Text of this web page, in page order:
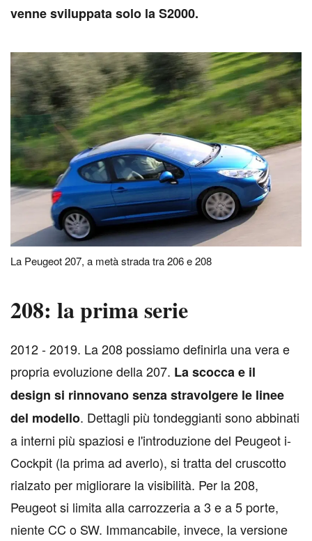
venne sviluppata solo la S2000.
La Peugeot 207, a metà strada tra 206 e 208
208: la prima serie
2012 - 2019. La 208 possiamo definirla una vera e
propria evoluzione della 207. La scocca e il
design si rinnovano senza stravolgere le linee
del modello. Dettagli più tondeggianti sono abbinati
a interni più spaziosi e l'introduzione del Peugeot i-
Cockpit (la prima ad averlo), si tratta del cruscotto
rialzato per migliorare la visibilità. Per la 208,
Peugeot si limita alla carrozzeria a 3 e a 5 porte,
niente CC o SW. Immancabile, invece, la versione